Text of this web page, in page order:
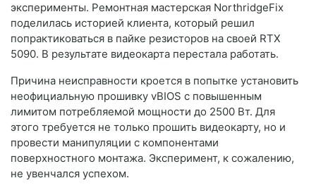
эксперименты. Ремонтная мастерская NorthridgeFix
поделилась историей клиента, который решил
попрактиковаться в пайке резисторов на своей RTX
5090. В результате видеокарта перестала работать.
Причина неисправности кроется в попытке установить
неофициальную прошивку vBIOS с повышенным
лимитом потребляемой мощности до 2500 Вт. Для
этого требуется не только прошить видеокарту, но и
провести манипуляции с компонентами
поверхностного монтажа. Эксперимент, к сожалению,
не увенчался успехом.